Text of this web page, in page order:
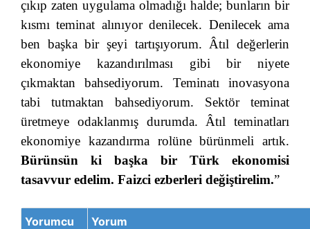
çıkıp zaten uygulama olmadığı halde; bunların bir
kısmı teminat alınıyor denilecek. Denilecek ama
ben başka bir şeyi tartışıyorum. Âtıl değerlerin
ekonomiye kazandırılması gibi bir niyete
çıkmaktan bahsediyorum. Teminatı inovasyona
tabi tutmaktan bahsediyorum. Sektör teminat
üretmeye odaklanmış durumda. Âtıl teminatları
ekonomiye kazandırma rolüne bürünmeli artık.
Bürünsün ki başka bir
Türk ekonomisi
tasavvur edelim. Faizci ezberleri değiştirelim.”
Yorumcu
Yorum